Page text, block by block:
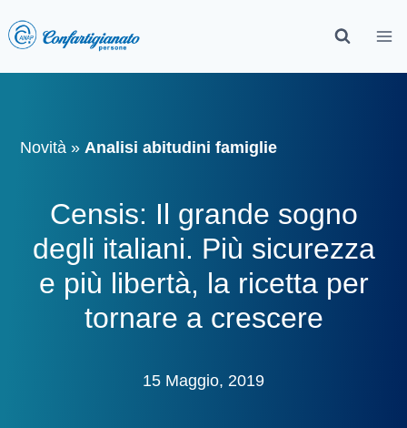
Novità » Analisi abitudini famiglie
Censis: Il grande sogno
degli italiani. Più sicurezza
e più libertà, la ricetta per
tornare a crescere
15 Maggio, 2019